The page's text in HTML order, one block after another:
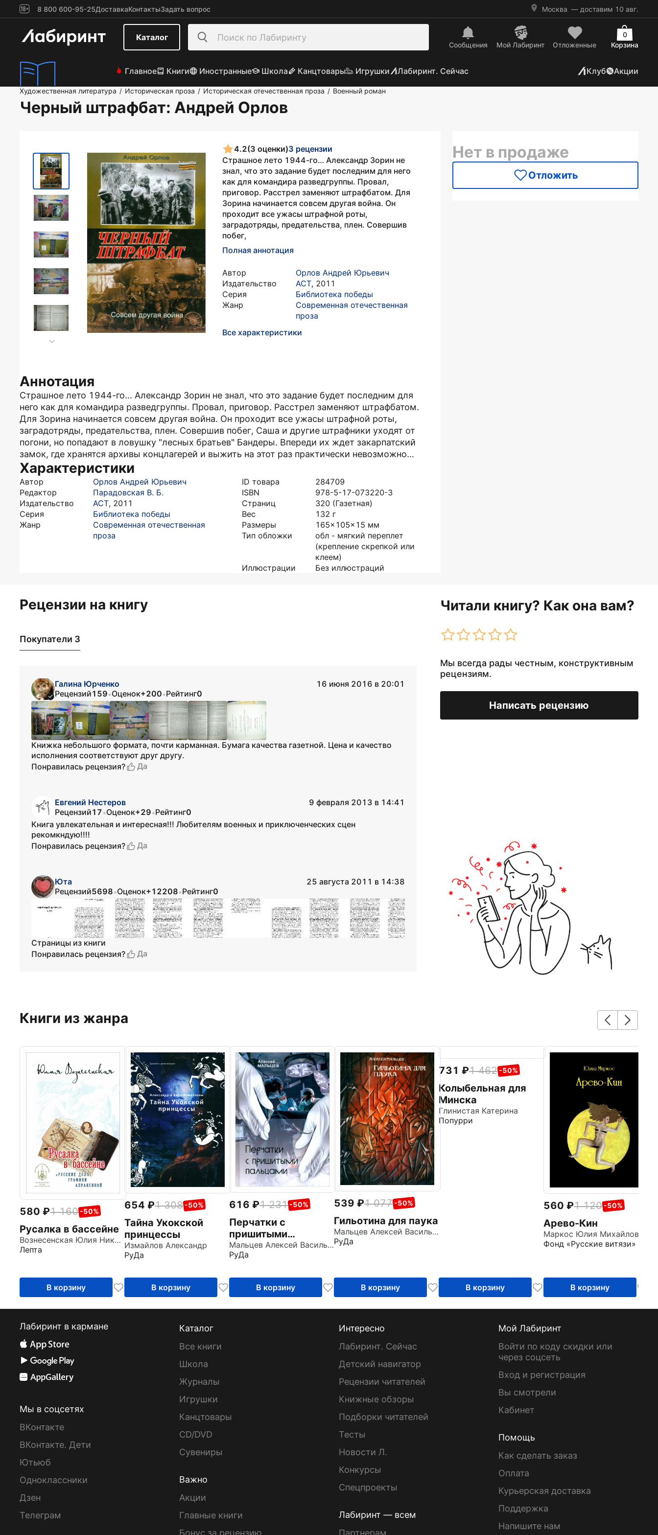
8 800 600-95-25ДоставкаКонтактыЗадать вопрос Москва — доставим 10 авг.
Каталог
Сообщения Mой Лабиринт Отложенные Корзина
0
Главное Книги Иностранные Школа Канцтовары Игрушки Лабиринт. Сейчас Клуб Акции
Художественная литература / Историческая проза / Историческая отечественная проза / Военный роман
Черный штрафбат: Андрей Орлов
4.2(3 оценки)3 рецензии
Страшное лето 1944-го… Александр Зорин не
знал, что это задание будет последним для него
как для командира разведгруппы. Провал,
приговор. Расстрел заменяют штрафбатом. Для
Зорина начинается совсем другая война. Он
проходит все ужасы штрафной роты,
заградотряды, предательства, плен. Совершив
побег,
Полная аннотация
Автор
Орлов Андрей Юрьевич
Издательство
АСТ, 2011
Серия
Библиотека победы
Жанр
Современная отечественная
проза
Все характеристики
Аннотация
Страшное лето 1944-го… Александр Зорин не знал, что это задание будет последним для
него как для командира разведгруппы. Провал, приговор. Расстрел заменяют штрафбатом.
Для Зорина начинается совсем другая война. Он проходит все ужасы штрафной роты,
заградотряды, предательства, плен. Совершив побег, Саша и другие штрафники уходят от
погони, но попадают в ловушку "лесных братьев" Бандеры. Впереди их ждет закарпатский
замок, где хранятся архивы концлагерей и выжить на этот раз практически невозможно…
Характеристики
Автор
Орлов Андрей Юрьевич
Редактор
Парадовская В. Б.
Издательство
АСТ, 2011
Серия
Библиотека победы
Жанр
Современная отечественная
проза
ID товара
284709
ISBN
978-5-17-073220-3
Страниц
320 (Газетная)
Вес
132 г
Размеры
165x105x15 мм
Тип обложки
обл - мягкий переплет
(крепление скрепкой или
клеем)
Иллюстрации
Без иллюстраций
Нет в продаже
Отложить
Рецензии на книгу Читали книгу? Как она вам?
Мы всегда рады честным, конструктивным
рецензиям.
Написать рецензию
Покупатели 3
Галина Юрченко
16 июня 2016 в 20:01
Рецензий159•Оценок+200•Рейтинг0
Книжка небольшого формата, почти карманная. Бумага качества газетной. Цена и качество
исполнения соответствуют друг другу.
Понравилась рецензия?
Да
Евгений Нестеров
9 февраля 2013 в 14:41
Рецензий17•Оценок+29•Рейтинг0
Книга увлекательная и интересная!!! Любителям военных и приключенческих сцен
рекомкндую!!!!
Понравилась рецензия?
Да
Юта
25 августа 2011 в 14:38
Рецензий5698•Оценок+12208•Рейтинг0
Страницы из книги
Понравилась рецензия?
Да
Книги из жанра
580 1 160 -50%
Русалка в бассейне
Вознесенская Юлия Николаевна
Лепта
В корзину
654 1 308 -50%
Тайна Укокской
принцессы
Измайлов Александр
РуДа
В корзину
616 1 231 -50%
Перчатки с
пришитыми
пальцами
Мальцев Алексей Васильевич
РуДа
В корзину
539 1 077 -50%
Гильотина для паука
Мальцев Алексей Васильевич
РуДа
В корзину
731 1 462 -50%
Колыбельная для
Минска
Глинистая Катерина
Попурри
В корзину
560 1 120 -50%
Арево-Кин
Маркос Юлия Михайловна
Фонд «Русские витязи»
В корзину
Лабиринт в кармане
Мы в соцсетях
ВКонтакте
ВКонтакте. Дети
Ютьюб
Одноклассники
Дзен
Телеграм
Каталог
Все книги
Школа
Журналы
Игрушки
Канцтовары
CD/DVD
Сувениры
Важно
Акции
Главные книги
Бонус за рецензию
Интересно
Лабиринт. Сейчас
Детский навигатор
Рецензии читателей
Книжные обзоры
Подборки читателей
Тесты
Новости Л.
Конкурсы
Спецпроекты
Лабиринт — всем
Партнерам
Мой Лабиринт
Войти по коду скидки или
через соцсеть
Вход и регистрация
Вы смотрели
Кабинет
Помощь
Как сделать заказ
Оплата
Курьерская доставка
Поддержка
Напишите нам